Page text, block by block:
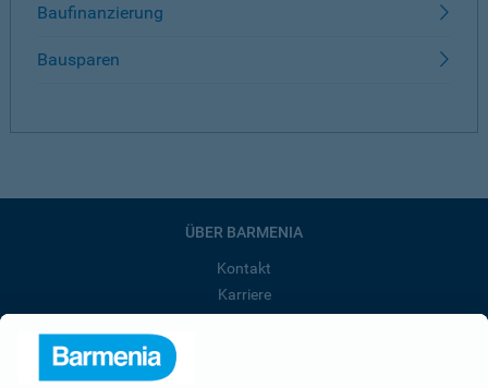
Baufinanzierung
Bausparen
ÜBER BARMENIA
Kontakt
Karriere